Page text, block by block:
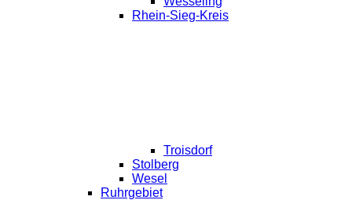
Rhein-Sieg-Kreis
Troisdorf
Stolberg
Wesel
Ruhrgebiet